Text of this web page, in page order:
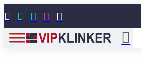
    